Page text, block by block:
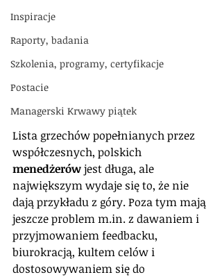
Inspiracje
Raporty, badania
Szkolenia, programy, certyfikacje
Postacie
Managerski Krwawy piątek
Lista grzechów popełnianych przez
współczesnych, polskich
menedżerów jest długa, ale
największym wydaje się to, że nie
dają przykładu z góry. Poza tym mają
jeszcze problem m.in. z dawaniem i
przyjmowaniem feedbacku,
biurokracją, kultem celów i
dostosowywaniem się do